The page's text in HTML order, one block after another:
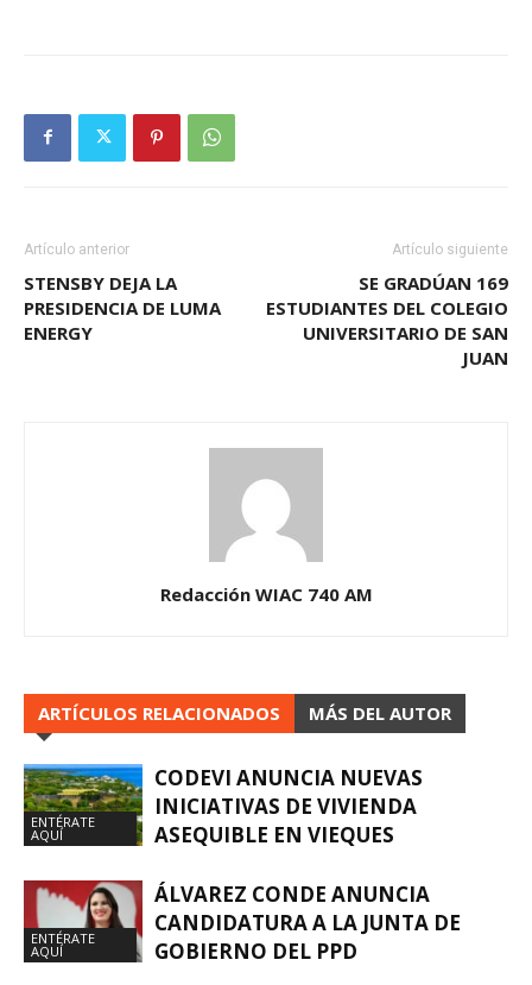
Artículo anterior
STENSBY DEJA LA
PRESIDENCIA DE LUMA
ENERGY
Artículo siguiente
SE GRADÚAN 169
ESTUDIANTES DEL COLEGIO
UNIVERSITARIO DE SAN
JUAN
Redacción WIAC 740 AM
ARTÍCULOS RELACIONADOS MÁS DEL AUTOR
ENTÉRATE
AQUÍ
CODEVI ANUNCIA NUEVAS
INICIATIVAS DE VIVIENDA
ASEQUIBLE EN VIEQUES
ENTÉRATE
AQUÍ
ÁLVAREZ CONDE ANUNCIA
CANDIDATURA A LA JUNTA DE
GOBIERNO DEL PPD